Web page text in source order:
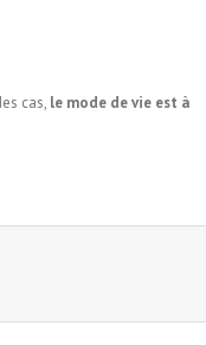
cas, le mode de vie est à